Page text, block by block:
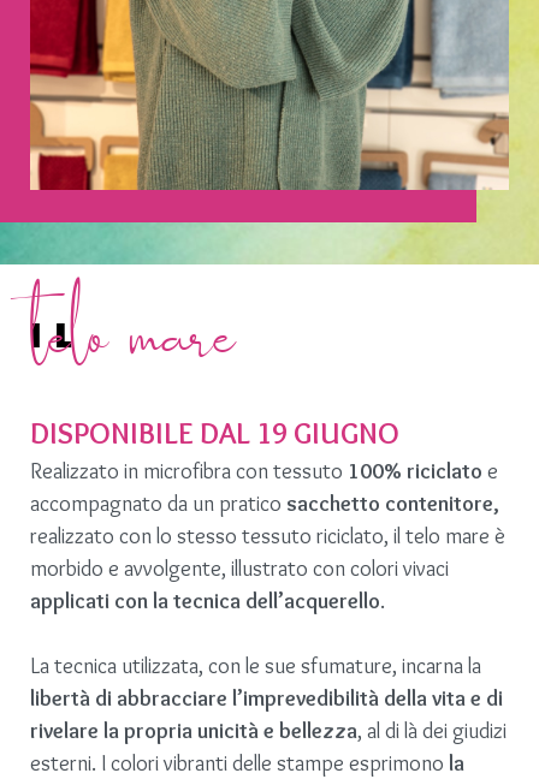
IL
telo mare
DISPONIBILE DAL 19 GIUGNO
Realizzato in microfibra con tessuto 100% riciclato e
accompagnato da un pratico sacchetto contenitore,
realizzato con lo stesso tessuto riciclato, il telo mare è
morbido e avvolgente, illustrato con colori vivaci
applicati con la tecnica dell’acquerello.
La tecnica utilizzata, con le sue sfumature, incarna la
libertà di abbracciare l’imprevedibilità della vita e di
rivelare la propria unicità e bellezza, al di là dei giudizi
esterni. I colori vibranti delle stampe esprimono la